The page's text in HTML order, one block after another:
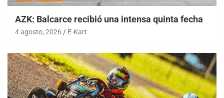
AZK: Balcarce recibió una intensa quinta fecha
4 agosto, 2026 E-Kart